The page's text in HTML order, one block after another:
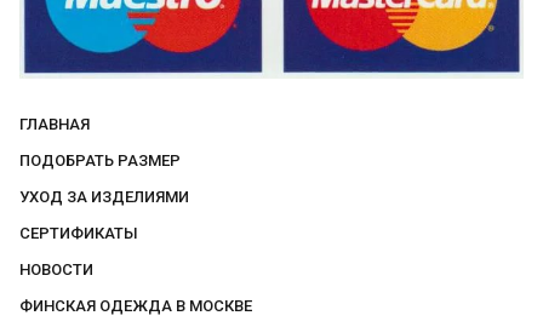
ГЛАВНАЯ
ПОДОБРАТЬ РАЗМЕР
УХОД ЗА ИЗДЕЛИЯМИ
СЕРТИФИКАТЫ
НОВОСТИ
ФИНСКАЯ ОДЕЖДА В МОСКВЕ